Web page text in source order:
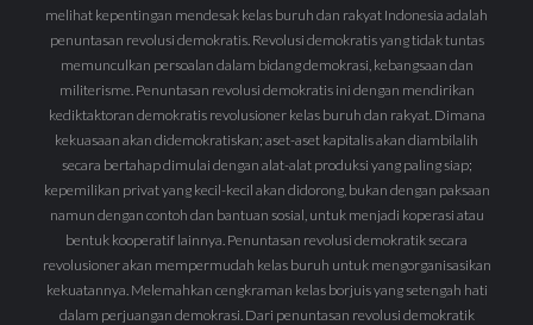
melihat kepentingan mendesak kelas buruh dan rakyat Indonesia adalah
penuntasan revolusi demokratis. Revolusi demokratis yang tidak tuntas
memunculkan persoalan dalam bidang demokrasi, kebangsaan dan
militerisme. Penuntasan revolusi demokratis ini dengan mendirikan
kediktaktoran demokratis revolusioner kelas buruh dan rakyat. Dimana
kekuasaan akan didemokratiskan; aset-aset kapitalis akan diambilalih
secara bertahap dimulai dengan alat-alat produksi yang paling siap;
kepemilikan privat yang kecil-kecil akan didorong, bukan dengan paksaan
namun dengan contoh dan bantuan sosial, untuk menjadi koperasi atau
bentuk kooperatif lainnya. Penuntasan revolusi demokratik secara
revolusioner akan mempermudah kelas buruh untuk mengorganisasikan
kekuatannya. Melemahkan cengkraman kelas borjuis yang setengah hati
dalam perjuangan demokrasi. Dari penuntasan revolusi demokratik